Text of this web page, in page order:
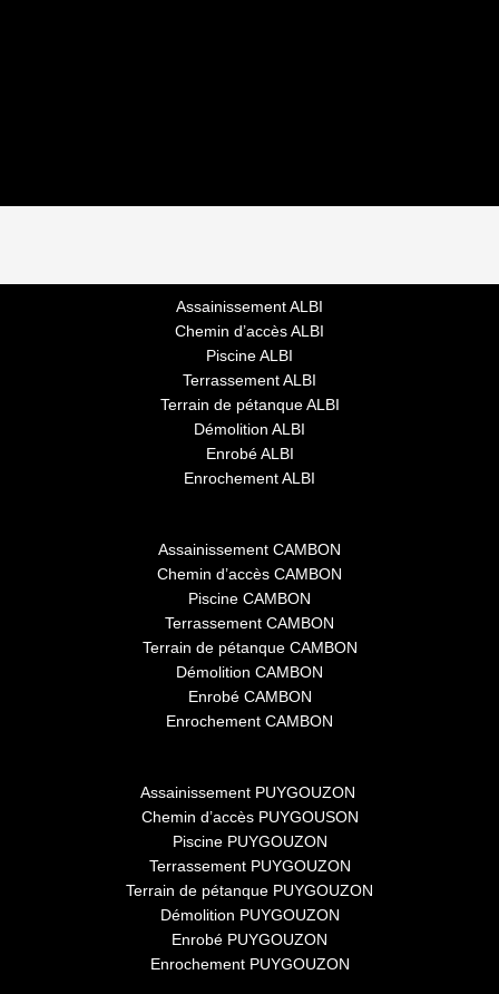
Assainissement ALBI
Chemin d’accès ALBI
Piscine ALBI
Terrassement ALBI
Terrain de pétanque ALBI
Démolition ALBI
Enrobé ALBI
Enrochement ALBI
Assainissement CAMBON
Chemin d’accès CAMBON
Piscine CAMBON
Terrassement CAMBON
Terrain de pétanque CAMBON
Démolition CAMBON
Enrobé CAMBON
Enrochement CAMBON
Assainissement PUYGOUZON
Chemin d’accès PUYGOUSON
Piscine PUYGOUZON
Terrassement PUYGOUZON
Terrain de pétanque PUYGOUZON
Démolition PUYGOUZON
Enrobé PUYGOUZON
Enrochement PUYGOUZON